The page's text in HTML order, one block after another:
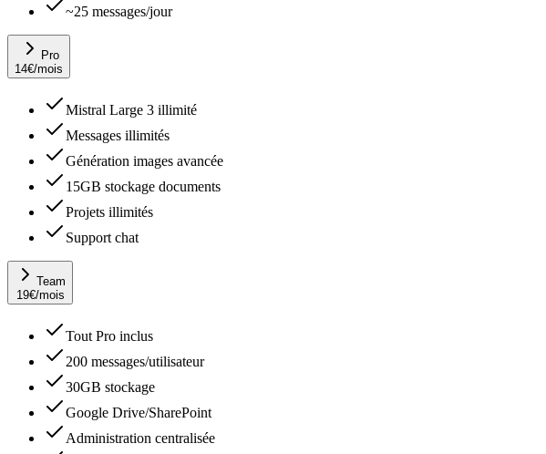
~25 messages/jour
Pro
14€/mois
Mistral Large 3 illimité
Messages illimités
Génération images avancée
15GB stockage documents
Projets illimités
Support chat
Team
19€/mois
Tout Pro inclus
200 messages/utilisateur
30GB stockage
Google Drive/SharePoint
Administration centralisée